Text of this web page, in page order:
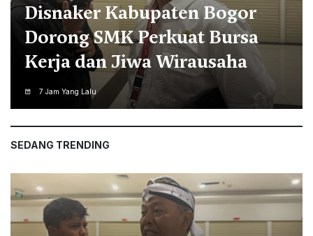
Datangi PWI Kota Bogor,
Calon Ketua PWI Jabar, Kang
Andy Paparkan Visi Misi
7 Jam Yang Lalu
SEDANG TRENDING